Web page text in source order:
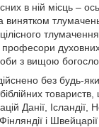
в ній місць –
винятком
професори
з вищою
без будь-
товариств,
Данії, Ісландії,
і